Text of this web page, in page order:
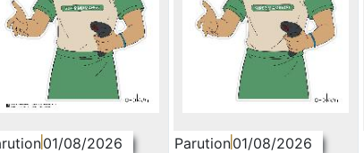
01/08/2026 Parution01/08/2026